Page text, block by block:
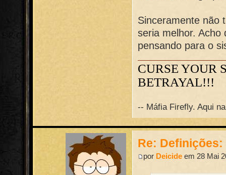
Sinceramente não
seria melhor. Acho
pensando para o
CURSE YOUR
BETRAYAL!!!
-- Máfia Firefly. Aqui
Re:
por Deicide em 28 Mai